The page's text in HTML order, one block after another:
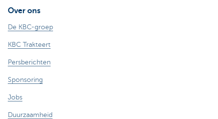
Over ons
De KBC-groep
KBC Trakteert
Persberichten
Sponsoring
Jobs
Duurzaamheid